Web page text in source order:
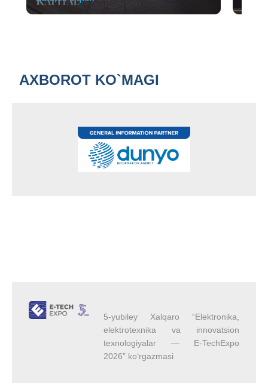
AXBOROT KO`MAGI
5-yubiley Xalqaro “Elektronika,
elektrotexnika va innovatsion
texnologiyalar — E-TechExpo
2026” ko‘rgazmasi